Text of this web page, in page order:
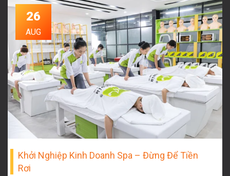
26
AUG
Khởi Nghiệp Kinh Doanh Spa – Đừng Để Tiền
Rơi